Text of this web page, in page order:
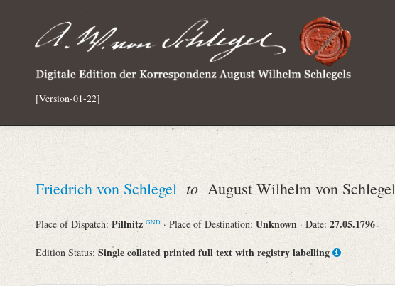
[Version-01-22]
Friedrich von Schlegel to August Wilhelm von Schlegel
Place of Dispatch: Pillnitz GND · Place of Destination: Unknown · Date: 27.05.1796
Edition Status: Single collated printed full text with registry labelling